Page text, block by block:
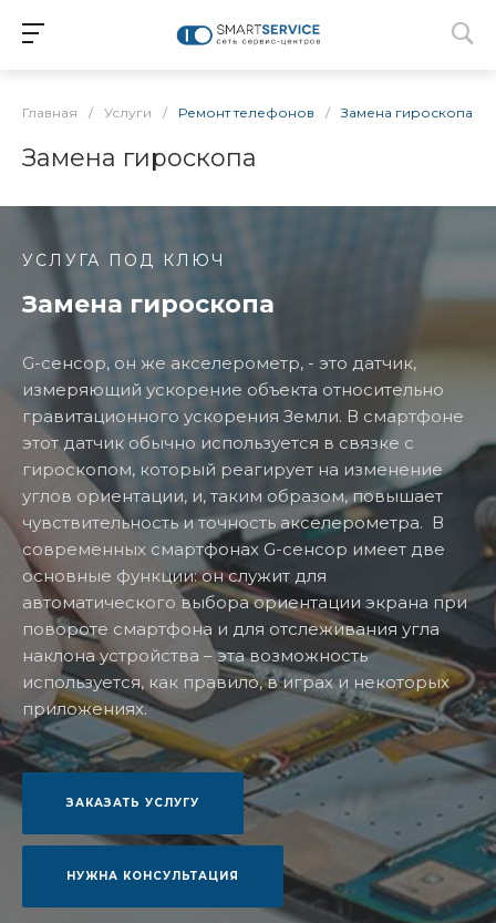
Главная / Услуги / Ремонт телефонов / Замена гироскопа
Замена гироскопа
УСЛУГА ПОД КЛЮЧ
Замена гироскопа
G-сенсор, он же акселерометр, - это датчик,
измеряющий ускорение объекта относительно
гравитационного ускорения Земли. В смартфоне
этот датчик обычно используется в связке с
гироскопом, который реагирует на изменение
углов ориентации, и, таким образом, повышает
чувствительность и точность акселерометра. В
современных смартфонах G-сенсор имеет две
основные функции: он служит для
автоматического выбора ориентации экрана при
повороте смартфона и для отслеживания угла
наклона устройства – эта возможность
используется, как правило, в играх и некоторых
приложениях.
ЗАКАЗАТЬ УСЛУГУ
НУЖНА КОНСУЛЬТАЦИЯ